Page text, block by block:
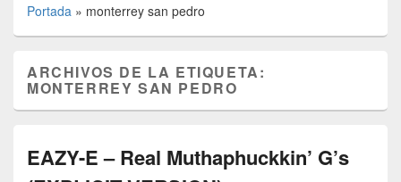
Portada » monterrey san pedro
ARCHIVOS DE LA ETIQUETA:
MONTERREY SAN PEDRO
EAZY-E – Real Muthaphuckkin’ G’s